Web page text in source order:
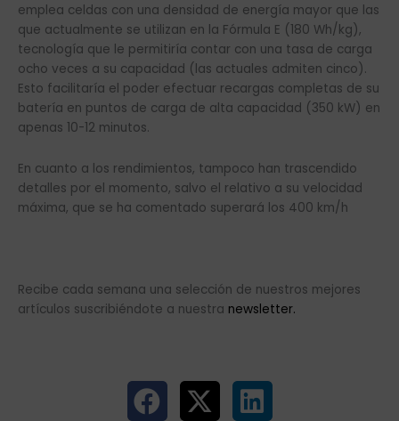
emplea celdas con una densidad de energía mayor que las
que actualmente se utilizan en la Fórmula E (180 Wh/kg),
tecnología que le permitiría contar con una tasa de carga
ocho veces a su capacidad (las actuales admiten cinco).
Esto facilitaría el poder efectuar recargas completas de su
batería en puntos de carga de alta capacidad (350 kW) en
apenas 10-12 minutos.
En cuanto a los rendimientos, tampoco han trascendido
detalles por el momento, salvo el relativo a su velocidad
máxima, que se ha comentado superará los 400 km/h
Recibe cada semana una selección de nuestros mejores
artículos suscribiéndote a nuestra newsletter.